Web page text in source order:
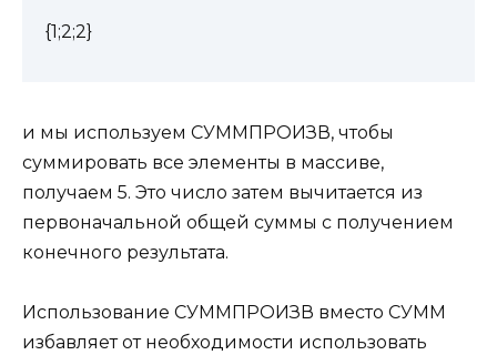
{1;2;2}
и мы используем СУММПРОИЗВ, чтобы
суммировать все элементы в массиве,
получаем 5. Это число затем вычитается из
первоначальной общей суммы с получением
конечного результата.
Использование СУММПРОИЗВ вместо СУММ
избавляет от необходимости использовать